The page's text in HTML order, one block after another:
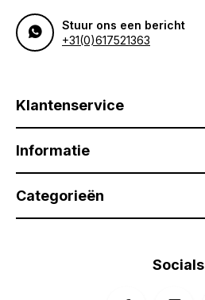
Stuur ons een bericht
+31(0)617521363
Klantenservice
Informatie
Categorieën
Socials